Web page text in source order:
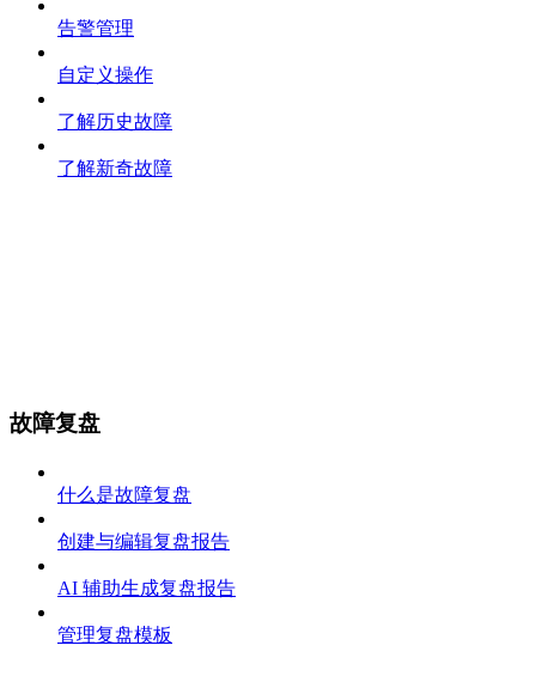
告警管理
自定义操作
了解历史故障
了解新奇故障
故障复盘
什么是故障复盘
创建与编辑复盘报告
AI 辅助生成复盘报告
管理复盘模板